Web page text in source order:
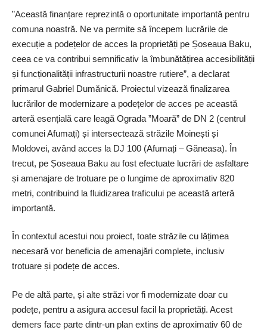
”Această finanțare reprezintă o oportunitate importantă pentru
comuna noastră. Ne va permite să începem lucrările de
execuție a podețelor de acces la proprietăți pe Șoseaua Baku,
ceea ce va contribui semnificativ la îmbunătățirea accesibilității
și func­ționalității infrastructurii noastre rutiere”, a declarat
primarul Gabriel Dumănică. Proiectul vizează finalizarea
lucrărilor de modernizare a podețelor de acces pe această
arteră esențială care leagă Ograda ”Moară” de DN 2 (centrul
comunei Afumați) și intersectează străzile Moinești și
Moldovei, având acces la DJ 100 (Afumați – Găneasa). În
trecut, pe Șoseaua Baku au fost efectuate lucrări de asfaltare
și amenajare de trotuare pe o lungime de aproximativ 820
metri, contribuind la fluidizarea traficului pe această arteră
importantă.
În contextul acestui nou proiect, toate străzile cu lățimea
necesară vor beneficia de amenajări complete, inclusiv
trotuare și podețe de acces.
Pe de altă parte, și alte străzi vor fi modernizate doar cu
podețe, pentru a asigura accesul facil la proprietăți. Acest
demers face parte dintr-un plan extins de aproximativ 60 de